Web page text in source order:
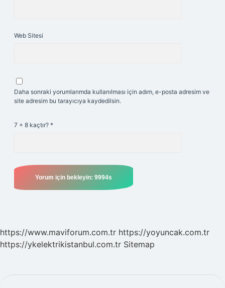
Web Sitesi
Daha sonraki yorumlarımda kullanılması için adım, e-posta adresim ve
site adresim bu tarayıcıya kaydedilsin.
7 + 8 kaçtır? *
https://www.maviforum.com.tr https://yoyuncak.com.tr
https://ykelektrikistanbul.com.tr Sitemap